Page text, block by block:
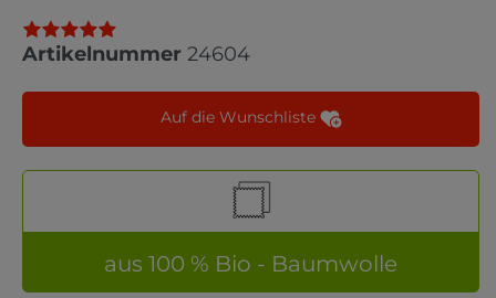
Artikelnummer 24604
Auf die Wunschliste
aus 100 % Bio - Baumwolle